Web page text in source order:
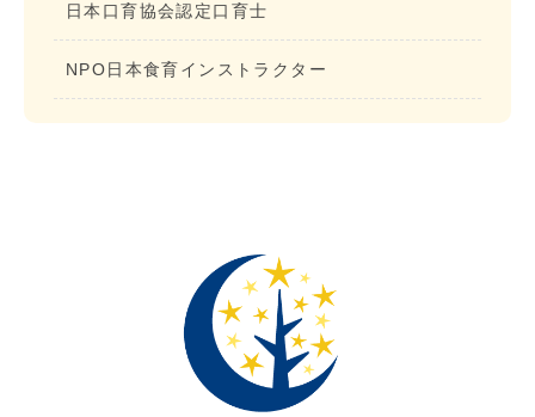
日本口育協会認定口育士
NPO日本食育インストラクター